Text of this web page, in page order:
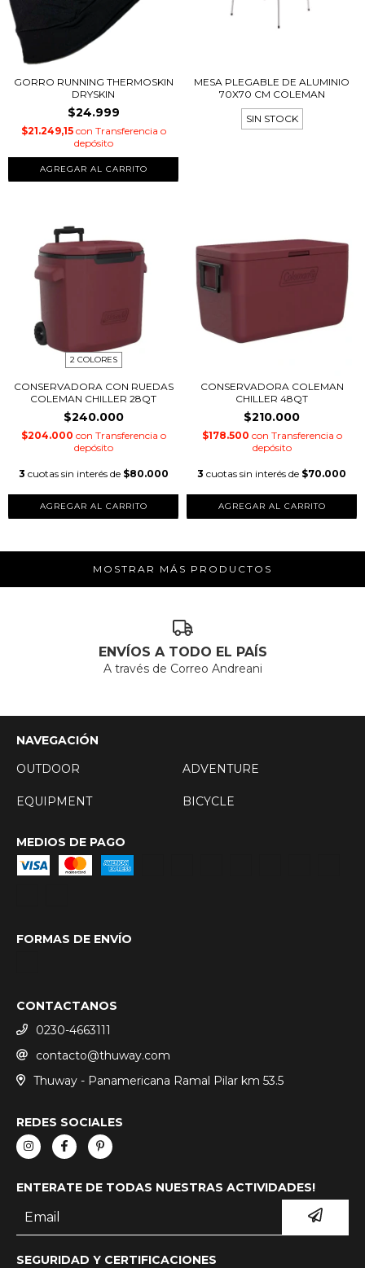
GORRO RUNNING THERMOSKIN
DRYSKIN
$24.999
$21.249,15 con Transferencia o
depósito
AGREGAR AL CARRITO
MESA PLEGABLE DE ALUMINIO
70X70 CM COLEMAN
SIN STOCK
2 COLORES
CONSERVADORA CON RUEDAS
COLEMAN CHILLER 28QT
$240.000
$204.000 con Transferencia o
depósito
3 cuotas sin interés de $80.000
AGREGAR AL CARRITO
CONSERVADORA COLEMAN
CHILLER 48QT
$210.000
$178.500 con Transferencia o
depósito
3 cuotas sin interés de $70.000
MOSTRAR MÁS PRODUCTOS
ENVÍOS A TODO EL PAÍS
A través de Correo Andreani
NAVEGACIÓN
OUTDOOR
ADVENTURE
EQUIPMENT BICYCLE
MEDIOS DE PAGO
FORMAS DE ENVÍO
CONTACTANOS
0230-4663111
contacto@thuway.com
Thuway - Panamericana Ramal Pilar km 53.5
REDES SOCIALES
ENTERATE DE TODAS NUESTRAS ACTIVIDADES!
SEGURIDAD Y CERTIFICACIONES